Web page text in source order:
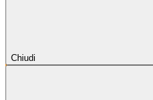
Chiudi